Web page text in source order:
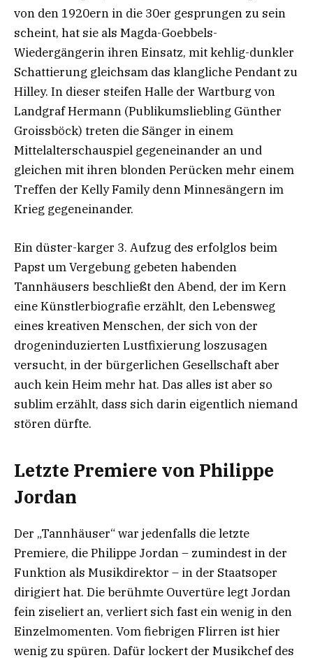
von den 1920ern in die 30er gesprungen zu sein
scheint, hat sie als Magda-Goebbels-
Wiedergängerin ihren Einsatz, mit kehlig-dunkler
Schattierung gleichsam das klangliche Pendant zu
Hilley. In dieser steifen Halle der Wartburg von
Landgraf Hermann (Publikumsliebling Günther
Groissböck) treten die Sänger in einem
Mittelalterschauspiel gegeneinander an und
gleichen mit ihren blonden Perücken mehr einem
Treffen der Kelly Family denn Minnesängern im
Krieg gegeneinander.
Ein düster-karger 3. Aufzug des erfolglos beim
Papst um Vergebung gebeten habenden
Tannhäusers beschließt den Abend, der im Kern
eine Künstlerbiografie erzählt, den Lebensweg
eines kreativen Menschen, der sich von der
drogeninduzierten Lustfixierung loszusagen
versucht, in der bürgerlichen Gesellschaft aber
auch kein Heim mehr hat. Das alles ist aber so
sublim erzählt, dass sich darin eigentlich niemand
stören dürfte.
Letzte Premiere von Philippe
Jordan
Der „Tannhäuser“ war jedenfalls die letzte
Premiere, die Philippe Jordan – zumindest in der
Funktion als Musikdirektor – in der Staatsoper
dirigiert hat. Die berühmte Ouvertüre legt Jordan
fein ziseliert an, verliert sich fast ein wenig in den
Einzelmomenten. Vom fiebrigen Flirren ist hier
wenig zu spüren. Dafür lockert der Musikchef des